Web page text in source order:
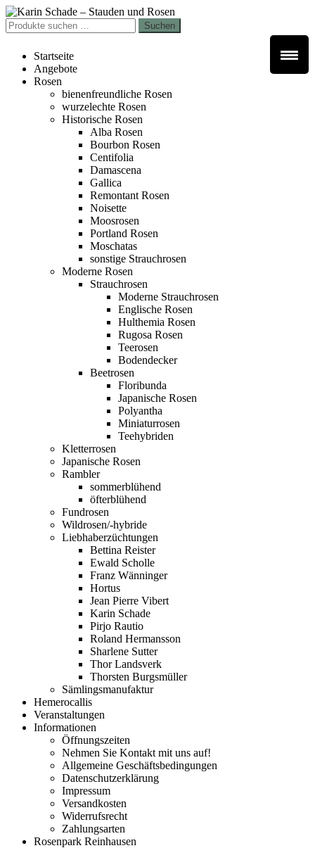
Zur
Navigation
springen
Zum
Inhalt
springen
Suchen
nach:
Suchen
Startseite
Angebote
Rosen
bienenfreundliche Rosen
wurzelechte Rosen
Historische Rosen
Alba Rosen
Bourbon Rosen
Centifolia
Damascena
Gallica
Remontant Rosen
Noisette
Moosrosen
Portland Rosen
Moschatas
sonstige Strauchrosen
Moderne Rosen
Strauchrosen
Moderne Strauchrosen
Englische Rosen
Hulthemia Rosen
Rugosa Rosen
Teerosen
Bodendecker
Beetrosen
Floribunda
Japanische Rosen
Polyantha
Miniaturrosen
Teehybriden
Kletterrosen
Japanische Rosen
Rambler
sommerblühend
öfterblühend
Fundrosen
Wildrosen/-hybride
Liebhaberzüchtungen
Bettina Reister
Ewald Scholle
Franz Wänninger
Hortus
Jean Pierre Vibert
Karin Schade
Pirjo Rautio
Roland Hermansson
Sharlene Sutter
Thor Landsverk
Thorsten Burgsmüller
Sämlingsmanufaktur
Hemerocallis
Veranstaltungen
Informationen
Öffnungszeiten
Nehmen Sie Kontakt mit uns auf!
Allgemeine Geschäftsbedingungen
Datenschutzerklärung
Impressum
Versandkosten
Widerrufsrecht
Zahlungsarten
Rosenpark Reinhausen